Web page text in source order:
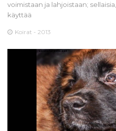
voimistaan ​​ja lahjoistaan;
käyttää
Koirat - 2013